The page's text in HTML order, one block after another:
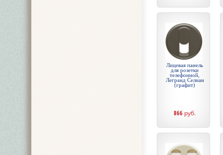
Лицевая панель
для розетки
телефонной,
Легранд Селиан
(графит)
866 руб.